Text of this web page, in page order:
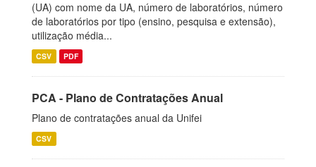
(UA) com nome da UA, número de laboratórios, número
de laboratórios por tipo (ensino, pesquisa e extensão),
utilização média...
CSV PDF
PCA - Plano de Contratações Anual
Plano de contratações anual da Unifei
CSV